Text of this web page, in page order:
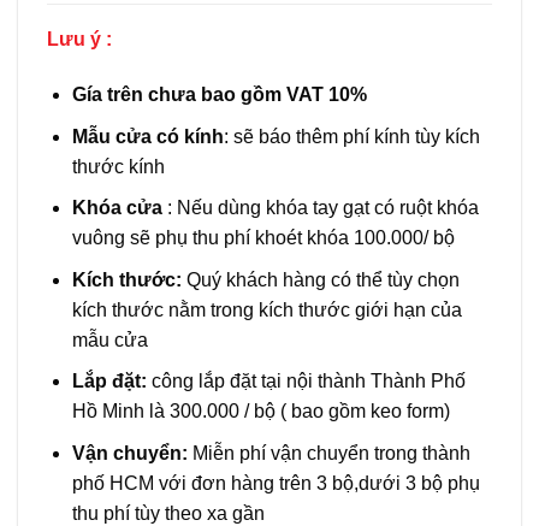
Lưu ý :
Gía trên chưa bao gồm VAT 10%
Mẫu cửa có kính: sẽ báo thêm phí kính tùy kích
thước kính
Khóa cửa: Nếu dùng khóa tay gạt có ruột khóa
vuông sẽ phụ thu phí khoét khóa 100.000/ bộ
Kích thước: Quý khách hàng có thể tùy chọn
kích thước nằm trong kích thước giới hạn của
mẫu cửa
Lắp đặt: công lắp đặt tại nội thành Thành Phố
Hồ Minh là 300.000 / bộ ( bao gồm keo form)
Vận chuyển: Miễn phí vận chuyển trong thành
phố HCM với đơn hàng trên 3 bộ,dưới 3 bộ phụ
thu phí tùy theo xa gần